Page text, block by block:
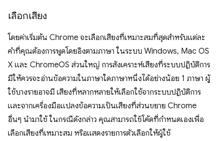
เลือกเสียง
โดยค่าเริ่มต้น Chrome จะเลือกเสียงที่เหมาะสมที่สุดสำหรับแต่ละ
คำที่คุณต้องการพูดโดยอิงตามภาษา ในระบบ Windows, Mac OS
X และ ChromeOS ส่วนใหญ่ การสังเคราะห์เสียงที่ระบบปฏิบัติการ
มีให้ควรจะอ่านข้อความในภาษาใดภาษาหนึ่งได้อย่างน้อย 1 ภาษา ผู้
ใช้บางรายอาจมี เสียงที่หลากหลายให้เลือกใช้จากระบบปฏิบัติการ
และจากเครื่องมือแปลงข้อความเป็นเสียงที่ส่วนขยาย Chrome
อื่นๆ นำมาใช้ ในกรณีดังกล่าว คุณสามารถใช้โค้ดที่กำหนดเองเพื่อ
เลือกเสียงที่เหมาะสม หรือแสดงรายการตัวเลือกให้ผู้ใช้